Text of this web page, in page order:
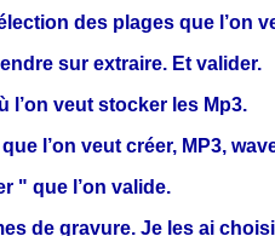
des plages que l’on
sur extraire. Et valider.
l’on veut stocker les Mp3.
l’on veut créer, MP3,
" que l’on valide.
de gravure. Je les ai